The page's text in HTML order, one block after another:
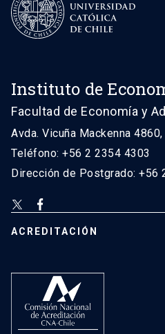
Instituto de
Facultad de Economía y
Avda. Vicuña Mackenna
Teléfono: +56 2 2354 4303
Dirección de Postgrado: +56
ACREDITACIÓN